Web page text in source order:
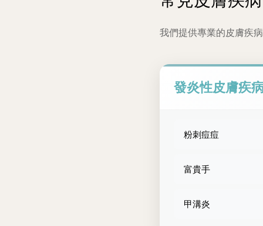
我們提供專業的皮膚疾
發炎性皮膚疾
粉刺痘痘
富貴手
甲溝炎